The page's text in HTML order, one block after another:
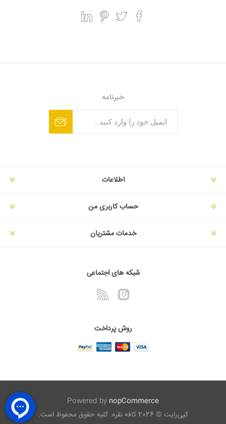
خبرنامه
اطلاعات
حساب کاربری من
خدمات مشتریان
شبکه های اجتماعی
روش پرداخت
Powered by nopCommerce
کپی‌رایت © 2026 کافه نقره. کلیه حقوق محفوظ است.